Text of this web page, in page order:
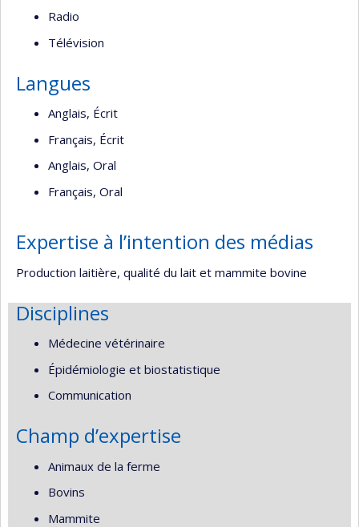
Radio
Télévision
Langues
Anglais, Écrit
Français, Écrit
Anglais, Oral
Français, Oral
Expertise à l’intention des médias
Production laitière, qualité du lait et mammite bovine
Disciplines
Médecine vétérinaire
Épidémiologie et biostatistique
Communication
Champ d’expertise
Animaux de la ferme
Bovins
Mammite